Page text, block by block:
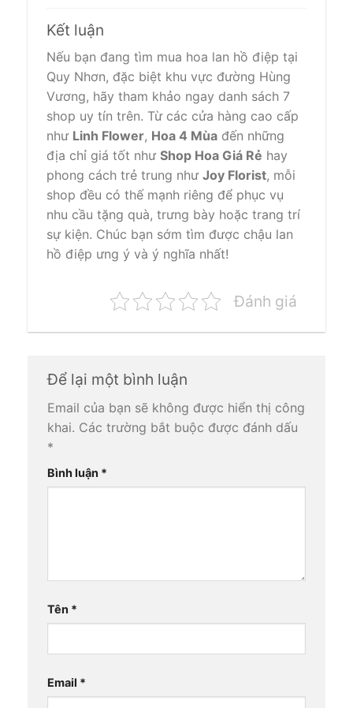
Kết luận
Nếu bạn đang tìm mua hoa lan hồ điệp tại
Quy Nhơn, đặc biệt khu vực đường Hùng
Vương, hãy tham khảo ngay danh sách 7
shop uy tín trên. Từ các cửa hàng cao cấp
như Linh Flower, Hoa 4 Mùa đến những
địa chỉ giá tốt như Shop Hoa Giá Rẻ hay
phong cách trẻ trung như Joy Florist, mỗi
shop đều có thế mạnh riêng để phục vụ
nhu cầu tặng quà, trưng bày hoặc trang trí
sự kiện. Chúc bạn sớm tìm được chậu lan
hồ điệp ưng ý và ý nghĩa nhất!
Đánh giá
Để lại một bình luận
Email của bạn sẽ không được hiển thị công
khai. Các trường bắt buộc được đánh dấu
*
Bình luận *
Tên *
Email *